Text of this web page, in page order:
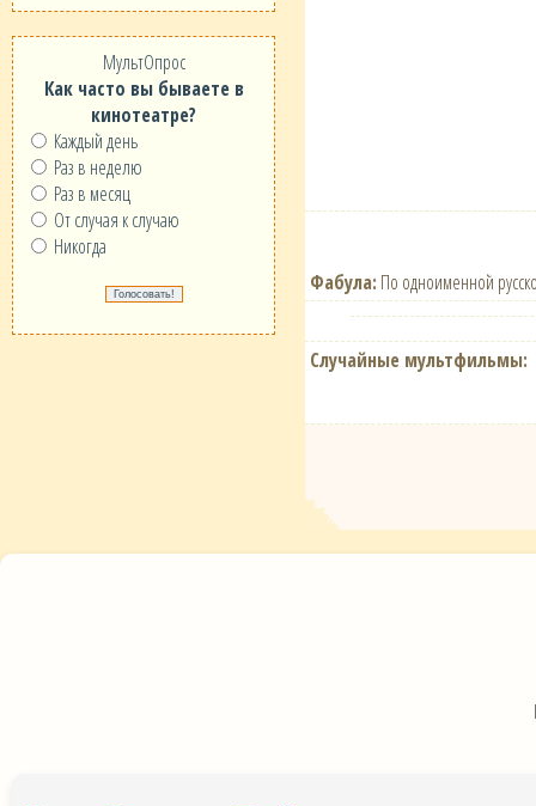
МультОпрос
Как часто вы бываете в
кинотеатре?
Каждый день
Раз в неделю
Раз в месяц
От случая к случаю
Никогда
Фабула: По одноименной
Случайные мультфильмы: